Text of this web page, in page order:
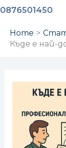
Skip
content
0876501450
Home
Къде е най-